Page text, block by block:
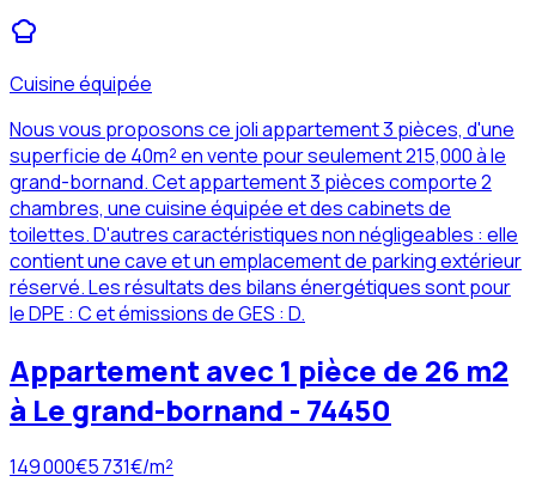
Cuisine équipée
Nous vous proposons ce joli appartement 3 pièces, d'une
superficie de 40m² en vente pour seulement 215,000 à le
grand-bornand. Cet appartement 3 pièces comporte 2
chambres, une cuisine équipée et des cabinets de
toilettes. D'autres caractéristiques non négligeables : elle
contient une cave et un emplacement de parking extérieur
réservé. Les résultats des bilans énergétiques sont pour
le DPE : C et émissions de GES : D.
Appartement avec 1 pièce de 26 m2
à Le grand-bornand - 74450
149 000€5 731€/m²